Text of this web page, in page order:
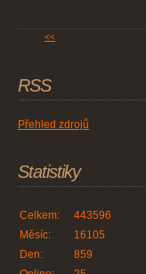
<<
RSS
Přehled zdrojů
Statistiky
Celkem:
443596
Měsíc:
16105
Den:
859